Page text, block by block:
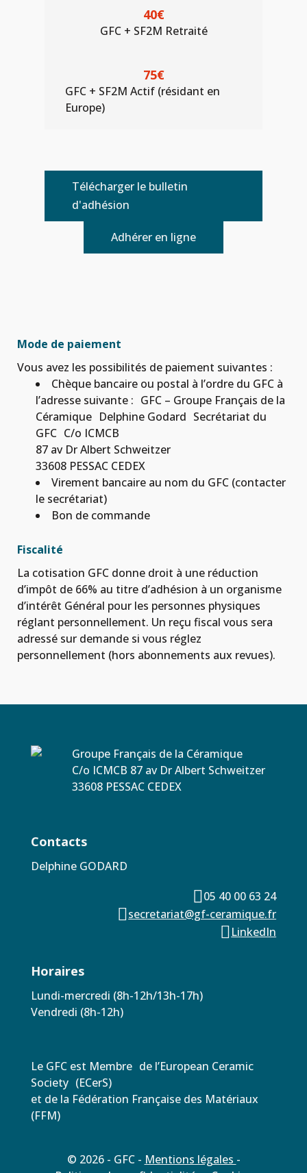
40€
GFC + SF2M Retraité
75€
GFC + SF2M Actif (résidant en
Europe)
Télécharger le bulletin
d'adhésion
Adhérer en ligne
Mode de paiement
Vous avez les possibilités de paiement suivantes :
Chèque bancaire ou postal à l’ordre du GFC à
l’adresse suivante : GFC – Groupe Français de la
Céramique Delphine Godard Secrétariat du
GFC C/o ICMCB
87 av Dr Albert Schweitzer
33608 PESSAC CEDEX
Virement bancaire au nom du GFC (contacter
le secrétariat)
Bon de commande
Fiscalité
La cotisation GFC donne droit à une réduction
d’impôt de 66% au titre d’adhésion à un organisme
d’intérêt Général pour les personnes physiques
réglant personnellement. Un reçu fiscal vous sera
adressé sur demande si vous réglez
personnellement (hors abonnements aux revues).
Groupe Français de la Céramique
C/o ICMCB 87 av Dr Albert Schweitzer
33608 PESSAC CEDEX
Contacts
Delphine GODARD
05 40 00 63 24

secretariat@gf-ceramique.fr

LinkedIn

Horaires
Lundi-mercredi (8h-12h/13h-17h)
Vendredi (8h-12h)
Le GFC est Membre de l’European Ceramic
Society (ECerS)
et de la Fédération Française des Matériaux
(FFM)
© 2026 - GFC - Mentions légales -